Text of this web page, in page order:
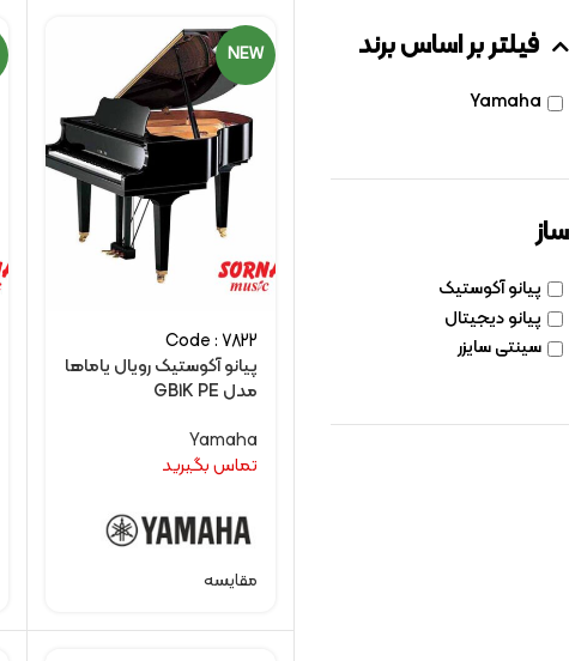
فیلتر بر اساس برند
Yamaha
ساز
پیانو آکوستیک
پیانو دیجیتال
سینتی سایزر
NEW
Code : 7822
پیانو آکوستیک رویال یاماها
مدل GB1K PE
Yamaha
تماس بگیرید
مقایسه